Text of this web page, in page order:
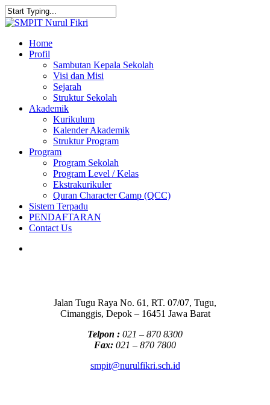
Skip
to
content
Close
search
Menu
Home
Profil
Sambutan Kepala Sekolah
Visi dan Misi
Sejarah
Struktur Sekolah
Akademik
Kurikulum
Kalender Akademik
Struktur Program
Program
Program Sekolah
Program Level / Kelas
Ekstrakurikuler
Quran Character Camp (QCC)
Sistem Terpadu
PENDAFTARAN
Contact Us
Jalan Tugu Raya No. 61, RT. 07/07, Tugu,
Cimanggis, Depok – 16451 Jawa Barat
Telpon : 021 – 870 8300
Fax: 021 – 870 7800
smpit@nurulfikri.sch.id